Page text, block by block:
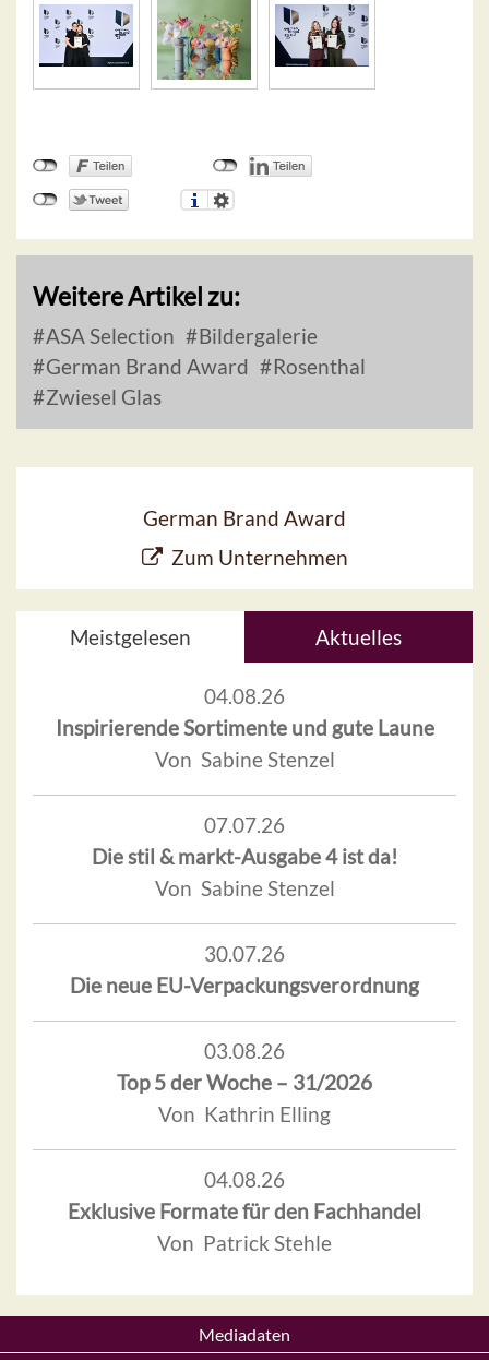
Weitere Artikel zu:
ASA Selection
Bildergalerie
German Brand Award
Rosenthal
Zwiesel Glas
German Brand Award
Zum Unternehmen
Meistgelesen Aktuelles
04.08.26
Inspirierende Sortimente und gute Laune
Von Sabine Stenzel
07.07.26
Die stil & markt-Ausgabe 4 ist da!
Von Sabine Stenzel
30.07.26
Die neue EU-Verpackungsverordnung
03.08.26
Top 5 der Woche – 31/2026
Von Kathrin Elling
04.08.26
Exklusive Formate für den Fachhandel
Von Patrick Stehle
Mediadaten